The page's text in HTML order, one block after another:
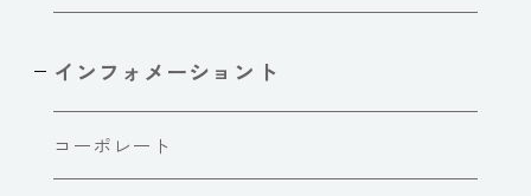
インフォメーショント
コーポレート